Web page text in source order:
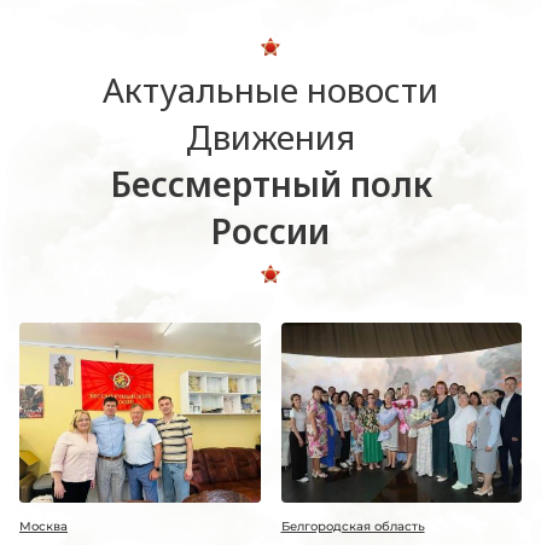
Актуальные новости
Движения
Бессмертный полк
России
Москва Белгородская область